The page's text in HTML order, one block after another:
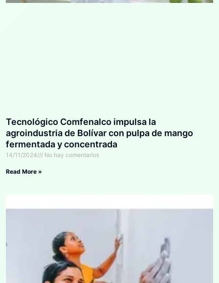
Tecnológico Comfenalco impulsa la
agroindustria de Bolívar con pulpa de mango
fermentada y concentrada
14/11/2024 No hay comentarios
Read More »